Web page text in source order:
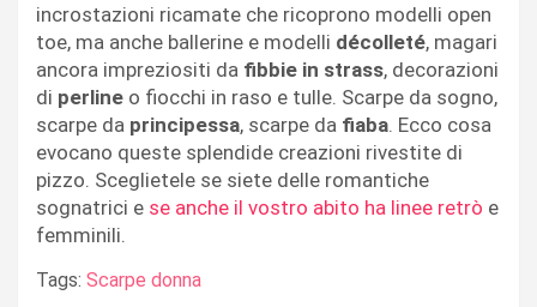
incrostazioni ricamate che ricoprono modelli open
toe, ma anche ballerine e modelli décolleté, magari
ancora impreziositi da fibbie in strass, decorazioni
di perline o fiocchi in raso e tulle. Scarpe da sogno,
scarpe da principessa, scarpe da fiaba. Ecco cosa
evocano queste splendide creazioni rivestite di
pizzo. Sceglietele se siete delle romantiche
sognatrici e se anche il vostro abito ha linee retrò e
femminili.
Tags: Scarpe donna